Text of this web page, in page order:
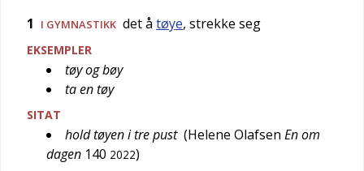
1 I GYMNASTIKK det å tøye, strekke seg
EKSEMPLER
tøy og bøy
ta en tøy
SITAT
hold tøyen i tre pust (Helene Olafsen En om
dagen 140 2022)